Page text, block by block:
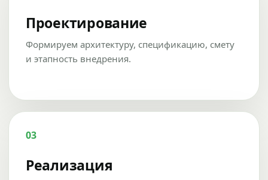
Проектирование
Формируем архитектуру, спецификацию, смету
и этапность внедрения.
03
Реализация